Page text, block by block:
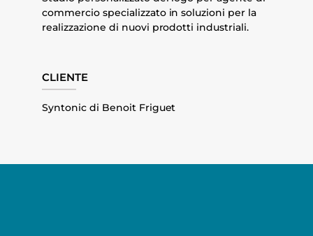
commercio specializzato in soluzioni per la
realizzazione di nuovi prodotti industriali.
CLIENTE
Syntonic di Benoit Friguet